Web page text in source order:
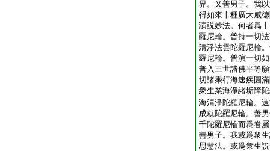
界。又善男子。我
得如來十種廣大威
演説妙法。何者爲
羅尼輪。普持一切
清淨法雲陀羅尼輪
羅尼輪。普演一切
普入三世諸佛平等
切諸乘行海速疾圓
衆生業海淨諸垢障
海清淨陀羅尼輪。
成就陀羅尼輪。善
千陀羅尼輪而爲眷
善男子。我或爲衆
思慧法。或爲衆生